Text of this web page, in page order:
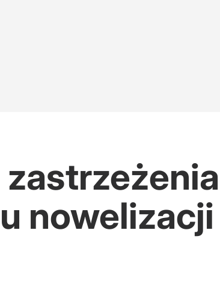
nowelizacji